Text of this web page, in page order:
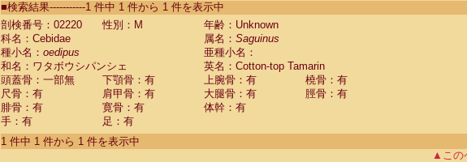
CebidaeSaguinus labiatus(0)
Cebidae Saguinus leucopus (0)
Cebidae
Cebidae
CebidaeSaguinus nigricollis (0)
Cebidae Saguinus oedipus
Cebidae Saguinus weddelli
Cebidae Saguinusspp.
Cebidae Aotus trivirgatus
Cebidae Cebus albifrons
■検索結果-----------1 件中 1 件から 1 件を表示中
剖検番号：02220
性別：M
年齢：Unknown
科名：Cebidae
属名： Saguinus
種小名： oedipus
亜種小名：
和名：ワタボウシパンシェ
英名：Cotton-top Tamarin
頭蓋骨：一部無
下顎骨：有 上腕骨：有
橈骨：有
尺骨：有
肩甲骨：有 大腿骨：有
脛骨：有
腓骨：有
寛骨：有
体幹：有
手：有
足：有
1 件中 1 件から 1 件を表示中
▲この